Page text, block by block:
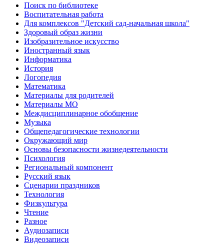
Поиск по библиотеке
Воспитательная работа
Для комплексов "Детский сад-начальная школа"
Здоровый образ жизни
Изобразительное искусство
Иностранный язык
Информатика
История
Логопедия
Математика
Материалы для родителей
Материалы МО
Междисциплинарное обобщение
Музыка
Общепедагогические технологии
Окружающий мир
Основы безопасности жизнедеятельности
Психология
Региональный компонент
Русский язык
Сценарии праздников
Технология
Физкультура
Чтение
Разное
Аудиозаписи
Видеозаписи